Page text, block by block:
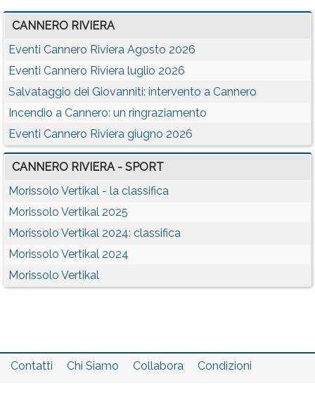
CANNERO RIVIERA
Eventi Cannero Riviera Agosto 2026
Eventi Cannero Riviera luglio 2026
Salvataggio dei Giovanniti: intervento a Cannero
Incendio a Cannero: un ringraziamento
Eventi Cannero Riviera giugno 2026
CANNERO RIVIERA - SPORT
Morissolo Vertikal - la classifica
Morissolo Vertikal 2025
Morissolo Vertikal 2024: classifica
Morissolo Vertikal 2024
Morissolo Vertikal
Contatti Chi Siamo Collabora
Condizioni